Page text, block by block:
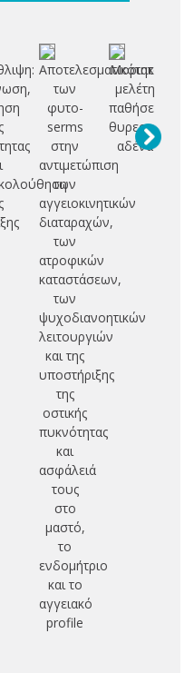
Αποτελεσματικότητα
των
φυτο-
serms
στην
αντιμετώπιση
των
αγγειοκινητικών
διαταραχών,
των
ατροφικών
καταστάσεων,
των
ψυχοδιανοητικών
λειτουργιών
και της
υποστήριξης
της
οστικής
πυκνότητας
και
ασφάλειά
τους
στο
μαστό,
το
ενδομήτριο
και το
αγγειακό
profile
Μοριακή
μελέτη
παθήσεων
θυρεοειδούς
αδένα